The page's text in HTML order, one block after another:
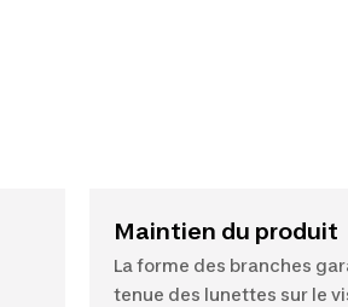
Maintien du produit
La forme des branches
tenue des lunettes sur le